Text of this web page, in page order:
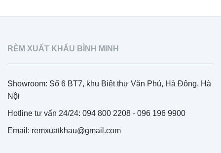
RÈM XUẤT KHẨU BÌNH MINH
Showroom: Số 6 BT7, khu Biệt thự Văn Phú, Hà Đông, Hà
Nội
Hotline tư vấn 24/24: 094 800 2208 - 096 196 9900
Email: remxuatkhau@gmail.com